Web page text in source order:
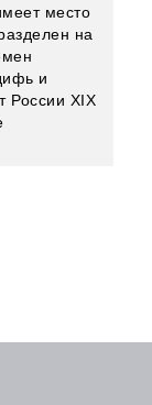
место
на
и
России ХIХ